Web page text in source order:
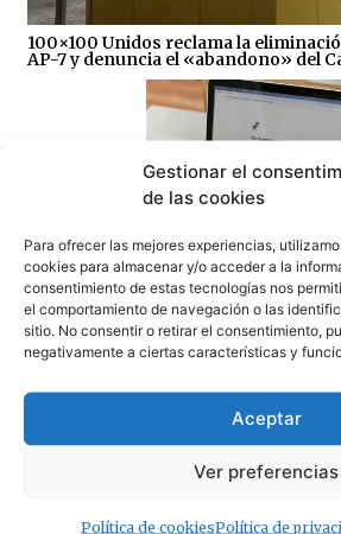
Gestionar el
de las cookies
Para ofrecer las mejores experiencias,
cookies para almacenar y/o acceder a la
consentimiento de estas tecnologías nos
el comportamiento de navegación o las
sitio. No consentir o retirar el consentimiento,
negativamente a ciertas características y
Aceptar
Ver preferencias
Política de cookiesPolítica de
100×100 Unidos reclama la
AP-7 y denuncia el «abandono» del
Sin correos, sin Registro Civil y sin
CSIF denuncia el colapso del
Tarifa
07/08/2026
¿Amenaza ambiental o delicia
07/08/2026